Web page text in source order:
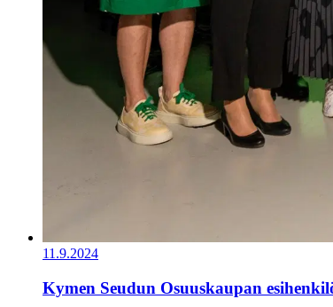
11.9.2024
Kymen Seudun Osuuskaupan